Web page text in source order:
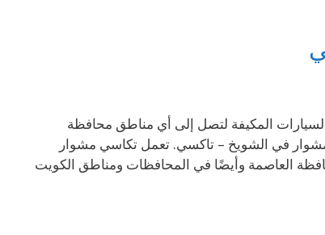
أحدث السيارات المكيفة لتصل إلى أي مناطق محافظة
في الكويت بسرعة وأمان مع أفضل مستوى خدمة تاكسي 69694241مشوار في الشويخ – تاكسي. تعمل تكاسي مشوار
العاصمة وأيضًا في المحافظات ومناطق الكويت